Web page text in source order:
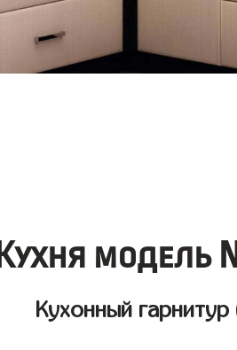
Кухня модель
Кухонный гарнитур